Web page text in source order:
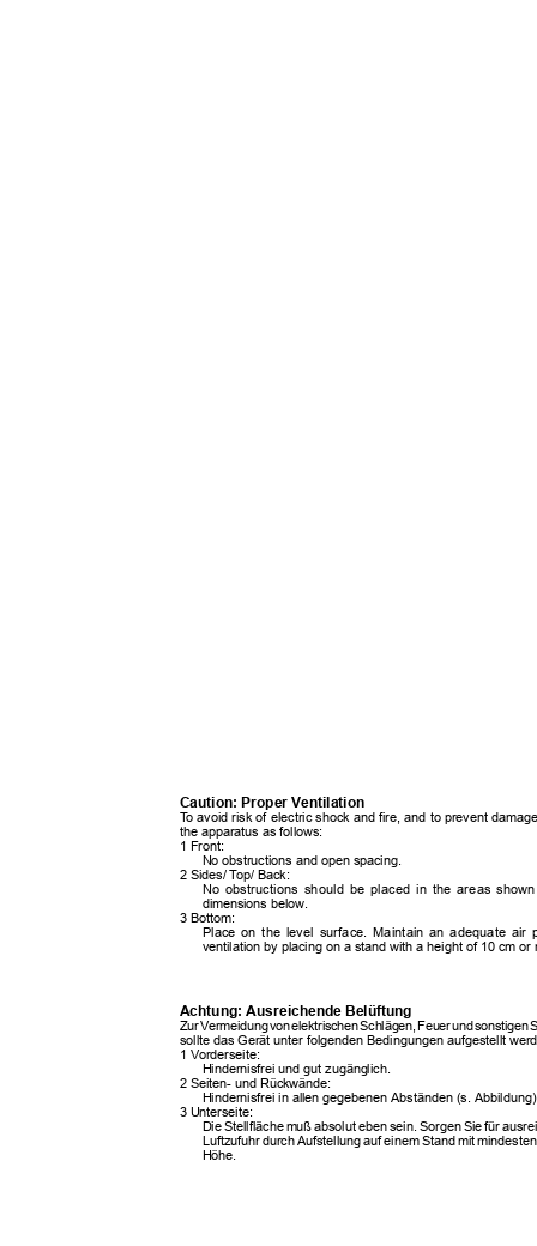
Caution: Proper Ventilation
Toavoid risk of electric shock and fire, and to prevent
the apparatus as follows:
1 Front:
No obstructions and open spacing.
2 Sides/Top/ Back:
No obstructions should be placed in the areas
dimensions below.
3 Bottom:
Place on the level surface. Maintain an adequate
ventilation by placing on a stand with a height of 10 cm
Achtung: Ausreichende Belüftung
ZurVermeidungvonelektrischenSchlägen, Feuerundsonstigen
sollte das Gerät unter folgenden Bedingungen aufgestellt
1 Vorderseite:
Hindernisfrei und gut zugänglich.
2 Seiten- und Rückwände:
Hindernisfrei in allen gegebenen Abständen (s.
3 Unterseite:
Die Stellfläche muß absolut eben sein. Sorgen Sie für
Luftzufuhr durch Aufstellung auf einem Stand mit
Höhe.